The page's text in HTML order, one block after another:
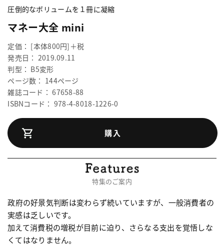
圧倒的なボリュームを１冊に凝縮
マネー大全 mini
定価： [本体800円]＋税
発売日： 2019.09.11
判型： B5変形
ページ数： 144ページ
雑誌コード： 67658-88
ISBNコード： 978-4-8018-1226-0
購入
特集のご案内
政府の好景気判断は変わらず続いていますが、一般消費者の
実感は乏しいです。
加えて消費税の増税が目前に迫り、さらなる支出を覚悟しな
くてはなりません。